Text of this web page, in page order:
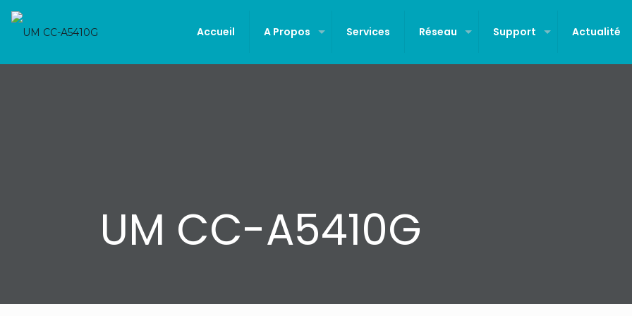
Accueil A Propos Services Réseau Support Actualité
UM CC-A5410G